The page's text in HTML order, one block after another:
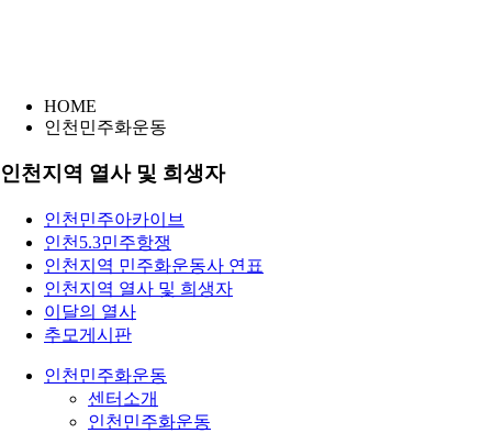
HOME
인천민주화운동
인천지역 열사 및 희생자
인천민주아카이브
인천5.3민주항쟁
인천지역 민주화운동사 연표
인천지역 열사 및 희생자
이달의 열사
추모게시판
인천민주화운동
센터소개
인천민주화운동